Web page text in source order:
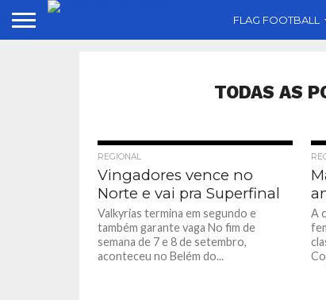
FLAG FOOTBALL
TODAS AS
REGIONAL
Vingadores vence no
Norte e vai pra Superfinal
Valkyrias termina em segundo e
também garante vaga No fim de
semana de 7 e 8 de setembro,
aconteceu no Belém do...
A